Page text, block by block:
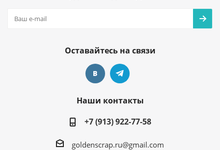
Оставайтесь на связи
Наши контакты
+7 (913) 922-77-58
goldenscrap.ru@gmail.com